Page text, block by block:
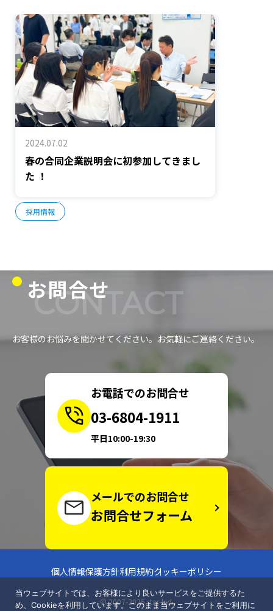
2024.07.02
春の合同企業説明会に初参加してきまし
た ！
採用情報
お問合せ
CONTACT
お客様のお悩みを聞かせてください。お気軽にご連絡ください。
お電話でのお問合せ
03-6804-1911
平日10:00-19:30
メールでのお問合せ
お問合せフォーム
個人情報保護方針利用規約クッキーポリシー
© 2007-2025 star-kid.
当ウェブサイトでは、お客様により良いサービスをご提供するた
め、Cookieを利用しています。このまま当ウェブサイトをご利用に